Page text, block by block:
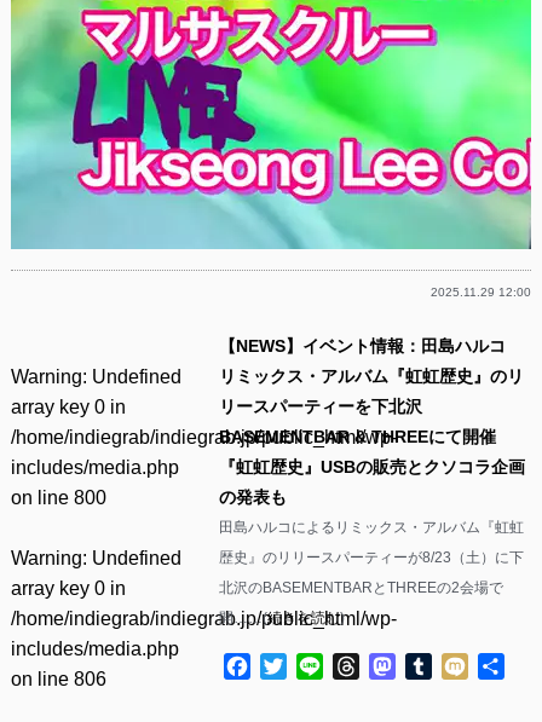
2025.11.29 12:00
Warning: Undefined
array key 0 in
/home/indiegrab/indiegrab.jp/public_html/wp-
includes/media.php
on line 800
Warning: Undefined
array key 0 in
/home/indiegrab/indiegrab.jp/public_html/wp-
includes/media.php
on line 806
【NEWS】イベント情報：田島ハルコ
リミックス・アルバム『虹虹歴史』のリ
リースパーティーを下北沢
BASEMENTBAR & THREEにて開催
『虹虹歴史』USBの販売とクソコラ企画
の発表も
田島ハルコによるリミックス・アルバム『虹虹
歴史』のリリースパーティーが8/23（土）に下
北沢のBASEMENTBARとTHREEの2会場で
開……(続きを読む)
Facebook
TwitterLine ThreadsMastodon
Tumblr
Mixi